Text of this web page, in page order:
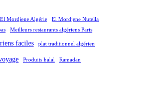
El Mordjene Algérie El Mordjene Nutella
Meilleurs restaurants algériens Paris
faciles plat traditionnel algérien
Produits halal Ramadan